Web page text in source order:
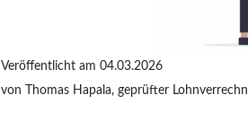
Veröffentlicht am 04.03.2026
von
Thomas Hapala, geprüfter